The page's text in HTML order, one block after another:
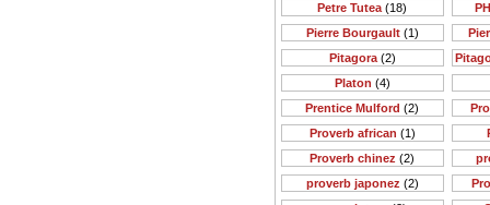
Petre Tutea (18)
Pierre Bourgault(1)
Pitagora(2)
Platon (4)
Prentice Mulford (2)
Proverb african (1)
Proverb chinez (2)
proverb japonez (2)